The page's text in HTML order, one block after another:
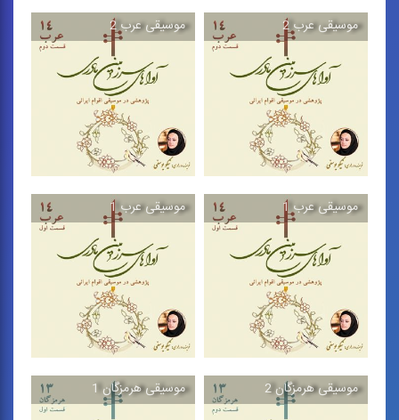
عصر خانواده
ترانه‌ی تیتراژ برنامه‌ای به
همین نام كه از شبكه‌ی ...
سلام صبح به خیر
موسیقی‌های برنامه‌ای به
همین نام كه از شبكه‌ی ...
موسیقی عرب 2
موسیقی عرب 2
مجموعه كتاب‌هایی
«پژوهشی - موسیقایی» در
بررسی ...
موسیقی عرب 2
موسیقی عرب 2
مجموعه كتاب‌هایی
«پژوهشی - موسیقایی» در
بررسی ...
موسیقی عرب 1
موسیقی عرب 1
موسیقی عرب 1
موسیقی عرب 1 موسیقی هرمزگان 2 موسیقی هرمزگان 1